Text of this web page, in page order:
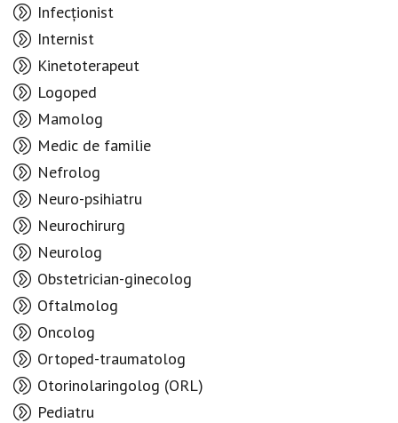
Infecționist
Internist
Kinetoterapeut
Logoped
Mamolog
Medic de familie
Nefrolog
Neuro-psihiatru
Neurochirurg
Neurolog
Obstetrician-ginecolog
Oftalmolog
Oncolog
Ortoped-traumatolog
Otorinolaringolog (ORL)
Pediatru